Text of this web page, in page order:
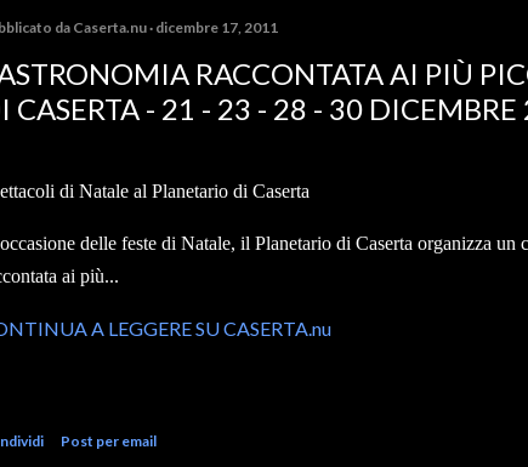
da Caserta.nu dicembre 17, 2011
RACCONTATA AI PIÙ
CASERTA - 21 - 23 - 28 - 30 DICEMBRE
di Natale al Planetario di Caserta
delle feste di Natale, il Planetario di Caserta organizza
ai più...
A LEGGERE SU CASERTA.nu
Post per email